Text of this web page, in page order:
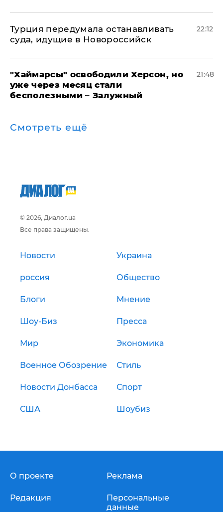
Турция передумала останавливать
суда, идущие в Новороссийск
22:12
"Хаймарсы" освободили Херсон, но
уже через месяц стали
бесполезными – Залужный
21:48
Смотреть ещё
© 2026, Диалог.ua
Все права защищены.
Новости Украина
россия Общество
Блоги Мнение
Шоу-Биз Пресса
Мир Экономика
Военное Обозрение Стиль
Новости Донбасса Спорт
США Шоубиз
О проекте
Редакция
Реклама
Персональные
данные